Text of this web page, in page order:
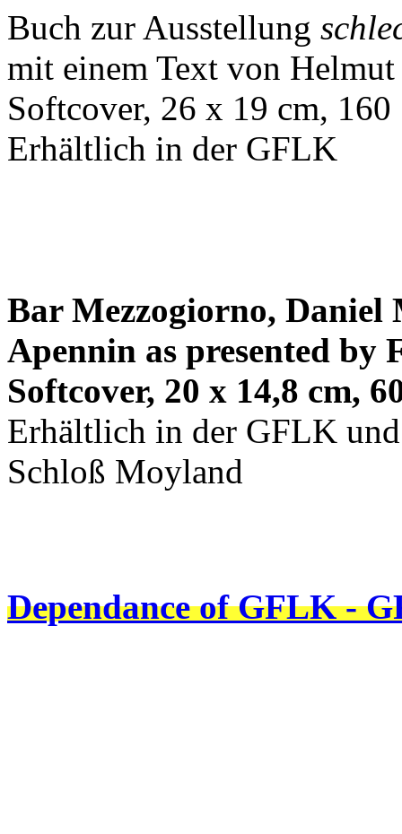
Buch zur Ausstellung
mit einem Text von
Softcover, 26 x 19 cm,
Erhältlich in der GFLK
Bar Mezzogiorno,
Apennin as presented
Softcover, 20 x 14,8 cm,
Erhältlich in der GFLK
Schloß Moyland
Dependance of GFLK -